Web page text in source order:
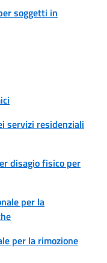
soggetti in
servizi residenziali
disagio fisico per
per la
per la rimozione